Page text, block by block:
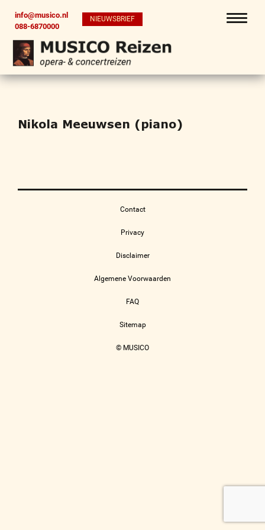
info@musico.nl
088-6870000
NIEUWSBRIEF
Nikola Meeuwsen (piano)
Contact
Privacy
Disclaimer
Algemene Voorwaarden
FAQ
Sitemap
© MUSICO